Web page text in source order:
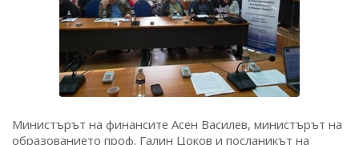
Министърът на финансите Асен Василев, министърът на
образованието проф. Галин Цоков и посланикът на